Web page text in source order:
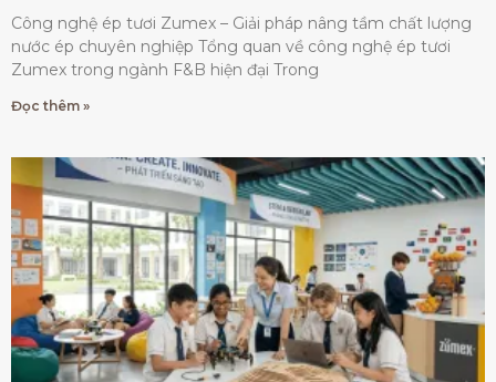
Công nghệ ép tươi Zumex – Giải pháp nâng tầm chất lượng
nước ép chuyên nghiệp Tổng quan về công nghệ ép tươi
Zumex trong ngành F&B hiện đại Trong
Đọc thêm »